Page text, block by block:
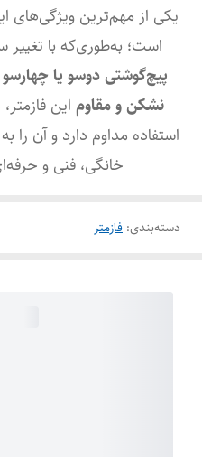
یکی از مهم‌ترین ویژگی‌های
است؛ به‌طوری‌که با تغییر
پیچ‌گوشتی دوسو یا چهارسو
نشکن و مقاوم این
استفاده مداوم دارد و آن
خانگی، فنی و
دسته‌بندی: فازمتر